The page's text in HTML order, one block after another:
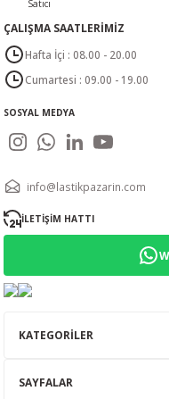
ÇALIŞMA SAATLERİMİZ
Hafta İçi : 08.00 - 20.00
Cumartesi : 09.00 - 19.00
SOSYAL MEDYA
info@lastikpazarin.com
İLETİŞİM HATTI
KATEGORİLER
SAYFALAR